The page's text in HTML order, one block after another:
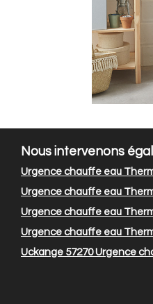
Nous intervenons
Urgence chauffe eau
Urgence chauffe eau
Urgence chauffe eau
Urgence chauffe eau
Uckange 57270Urgence